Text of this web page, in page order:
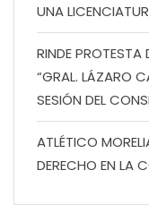
UNA
RINDE PROTESTA
“GRAL. LÁZARO
SESIÓN DEL
ATLÉTICO
DERECHO EN LA